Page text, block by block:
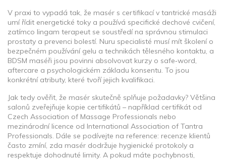
V praxi to vypadá tak, že masér s certifikací v tantrické masáži
umí řídit energetické toky a používá specifické dechové cvičení,
zatímco lingam terapeut se soustředí na správnou stimulaci
prostaty a prevenci bolestí. Nuru specialisté musí mít školení o
bezpečném používání gelu a technikách tělesného kontaktu, a
BDSM maséři jsou povinni absolvovat kurzy o safe‑word,
aftercare a psychologickém základu konsentu. To jsou
konkrétní atributy, které tvoří jejich kvalifikaci.
Jak tedy ověřit, že masér skutečně splňuje požadavky? Většina
salonů zveřejňuje kopie certifikátů – například certifikát od
Czech Association of Massage Professionals nebo
mezinárodní licence od International Association of Tantra
Professionals. Dále se podívejte na reference: recenze klientů
často zmíní, zda masér dodržuje hygienické protokoly a
respektuje dohodnuté limity. A pokud máte pochybnosti,